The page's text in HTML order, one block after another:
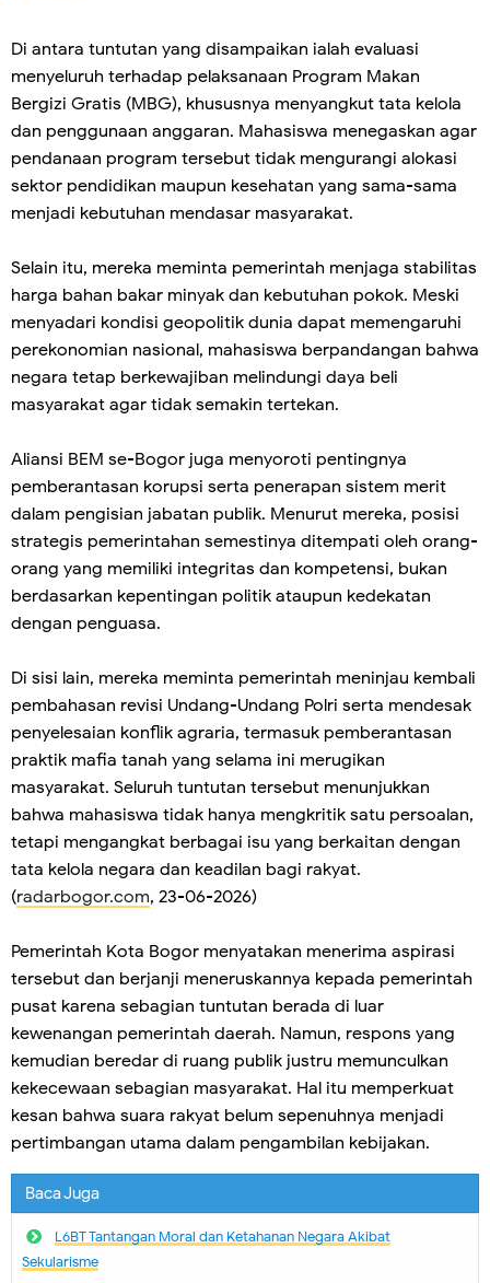
Di antara tuntutan yang disampaikan ialah evaluasi
menyeluruh terhadap pelaksanaan Program Makan
Bergizi Gratis (MBG), khususnya menyangkut tata kelola
dan penggunaan anggaran. Mahasiswa menegaskan agar
pendanaan program tersebut tidak mengurangi alokasi
sektor pendidikan maupun kesehatan yang sama-sama
menjadi kebutuhan mendasar masyarakat.
Selain itu, mereka meminta pemerintah menjaga stabilitas
harga bahan bakar minyak dan kebutuhan pokok. Meski
menyadari kondisi geopolitik dunia dapat memengaruhi
perekonomian nasional, mahasiswa berpandangan bahwa
negara tetap berkewajiban melindungi daya beli
masyarakat agar tidak semakin tertekan.
Aliansi BEM se-Bogor juga menyoroti pentingnya
pemberantasan korupsi serta penerapan sistem merit
dalam pengisian jabatan publik. Menurut mereka, posisi
strategis pemerintahan semestinya ditempati oleh orang-
orang yang memiliki integritas dan kompetensi, bukan
berdasarkan kepentingan politik ataupun kedekatan
dengan penguasa.
Di sisi lain, mereka meminta pemerintah meninjau kembali
pembahasan revisi Undang-Undang Polri serta mendesak
penyelesaian konflik agraria, termasuk pemberantasan
praktik mafia tanah yang selama ini merugikan
masyarakat. Seluruh tuntutan tersebut menunjukkan
bahwa mahasiswa tidak hanya mengkritik satu persoalan,
tetapi mengangkat berbagai isu yang berkaitan dengan
tata kelola negara dan keadilan bagi rakyat.
(radarbogor.com, 23-06-2026)
Pemerintah Kota Bogor menyatakan menerima aspirasi
tersebut dan berjanji meneruskannya kepada pemerintah
pusat karena sebagian tuntutan berada di luar
kewenangan pemerintah daerah. Namun, respons yang
kemudian beredar di ruang publik justru memunculkan
kekecewaan sebagian masyarakat. Hal itu memperkuat
kesan bahwa suara rakyat belum sepenuhnya menjadi
pertimbangan utama dalam pengambilan kebijakan.
Baca Juga
L6BT Tantangan Moral dan Ketahanan Negara Akibat
Sekularisme